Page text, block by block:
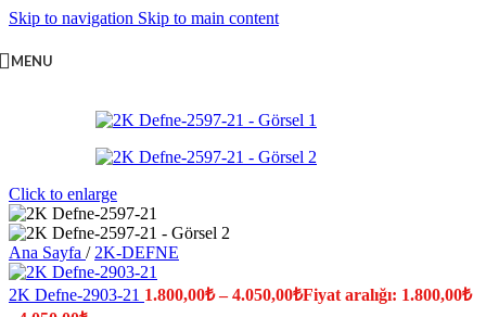
Skip to navigation Skip to main content
MENU
Click to enlarge
Ana Sayfa / 2K-DEFNE
2K Defne-2903-21 1.800,00₺ –4.050,00₺Fiyat aralığı: 1.800,00₺